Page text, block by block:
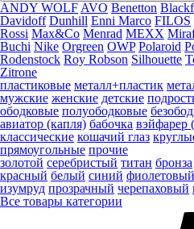
ANDY WOLF AVO Benetton
Davidoff Dunhill Enni Marco FILOS
Rossi Max&Co Menrad MEXX
Buchi Nike Orgreen OWP Polaroid
Rodenstock Roy Robson Silhouette
Zitrone
пластиковые металл+пластик
мужские женские детские
ободковые полуободковые
авиатор (капля) бабочка вэйфарер
классические кошачий глаз
прямоугольные прочие
золотой серебристый титан бронза
красный белый синий фиолетовый
изумруд прозрачный черепаховый
Все товары категории